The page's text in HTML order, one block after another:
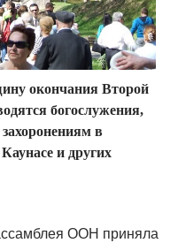
окончания Второй
богослужения,
в
и других
ООН приняла